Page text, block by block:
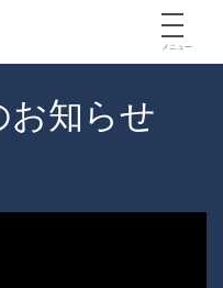
メニュー
お知らせ